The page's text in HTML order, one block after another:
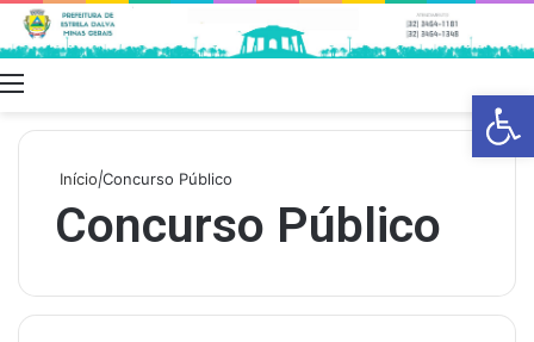
skin
Início|Concurso Público
Concurso Público
Barra de